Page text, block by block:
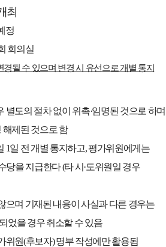
최
정
회의실
될 수 있으며 변경 시 유선으로 개별 통지
별도의 절차 없이 위촉·임명된 것으로 하며
해제된 것으로 함
1일 전 개별 통지하고,평가위원에게는
당을 지급한다(타 시 ·도위원일 경우
으며 기재된 내용이 사실과 다른 경우는
었을 경우 취소할 수 있음
위원(후보자)명부 작성에만 활용됨